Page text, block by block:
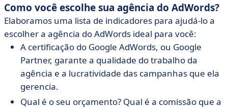
Como você escolhe sua agência do AdWords?
Elaboramos uma lista de indicadores para ajudá-lo a
escolher a agência do AdWords ideal para você:
A certificação do Google AdWords, ou Google
Partner, garante a qualidade do trabalho da
agência e a lucratividade das campanhas que ela
gerencia.
Qual é o seu orçamento? Qual é a comissão que a